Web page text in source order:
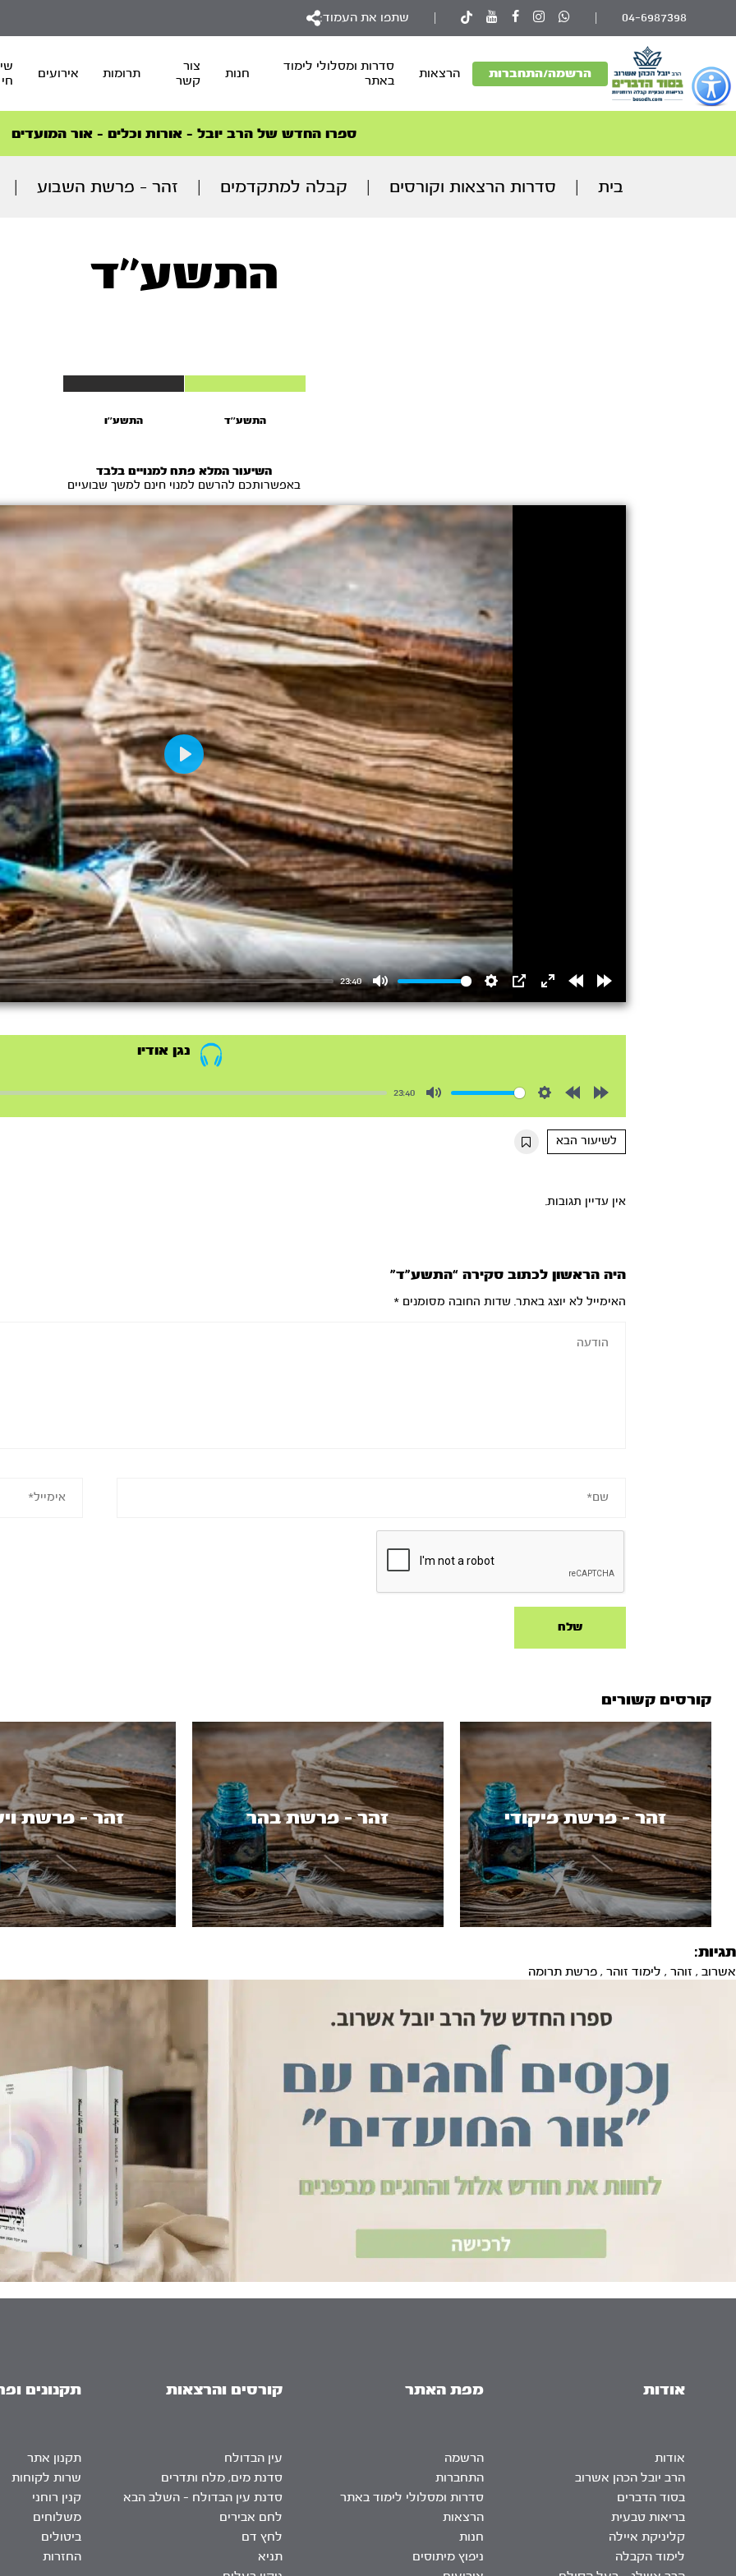
כפתור
לפתיחת
תפריט
נגישות
04-6987398 שתפו את העמוד:
הרשמה/התחברות הרצאות
סדרות ומסלולי לימוד
באתר
חנות
צור
קשר
תרומות אירועים
חי
סדרות הפודקאסטים
הסדרה המובילה החודש – דרך המלך
ספרו החדש של הרב יובל – אורות וכלים – אור המועדים
הצטרפו למהפכת הבריאות הטבעית >
סדרות הפודקאסטים
הסדרה המובילה החודש – דרך המלך
בית סדרות הרצאות וקורסים קבלה למתקדמים זהר - פרשת השבוע
התשע''ד
התשע''ד התשע''ו
השיעור המלא פתח למנויים בלבד
באפשרותכם להרשם למנוי חינם למשך שבועיים
23:40
Mute
Play
נגן אודיו
23:40
10s
10s
לשיעור הבא
אין עדיין תגובות.
היה הראשון לכתוב סקירה “התשע”ד”
האימייל לא יוצג באתר. שדות החובה מסומנים*
קורסים קשורים
זהר - פרשת פיקודי זהר - פרשת בהר זהר - פרשת
תגיות:
אשרוב , זוהר , לימוד זוהר , פרשת תרומה
אודות
אודות
הרב יובל הכהן אשרוב
בסוד הדברים
בריאות טבעית
קליניקת איילה
לימוד הקבלה
מפת האתר
הרשמה
התחברות
סדרות ומסלולי לימוד באתר
הרצאות
חנות
ניפוץ מיתוסים
קורסים והרצאות
עין הבדולח
סדנת מים, מלח ותדרים
סדנת עין הבדולח – השלב הבא
לחם אבירים
לחץ דם
תניא
תקנונים
תקנון אתר
שרות לקוחות
קנין רוחני
משלוחים
ביטולים
החזרות